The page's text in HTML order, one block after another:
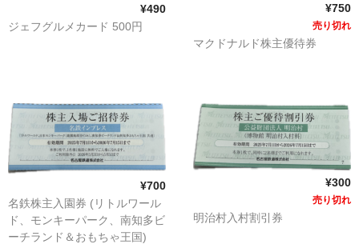
【販売】商品券・食品券・その他
【販売】テーマパーク・野球・映画・お風呂
☆よくある質問
¥490
ジェフグルメカード 500円
¥750
売り切れ
マクドナルド株主優待券
¥700
名鉄株主入園券 (リトルワール
ド、モンキーパーク、南知多ビ
ーチランド＆おもちゃ王国)
¥300
売り切れ
明治村入村割引券